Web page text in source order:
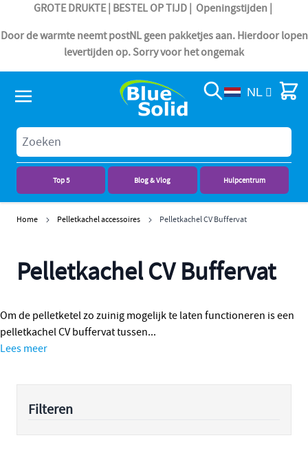
GROTE DRUKTE | BESTEL OP TIJD | Openingstijden
Door de warmte neemt postNL geen pakketjes aan. Hierdoor lopen
levertijden op. Sorry voor het ongemak
Top 5 Blog & Vlog Hulpcentrum
Search NL Cart
Home Pelletkachel accessoires Pelletkachel CV Buffervat
Pelletkachel CV Buffervat
Om de pelletketel zo zuinig mogelijk te laten functioneren is een
pelletkachel CV buffervat tussen...
Lees meer
Filteren